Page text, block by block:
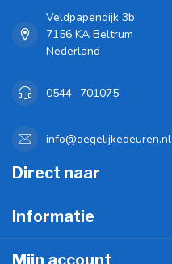
Veldpapendijk 3b
7156 KA Beltrum
Nederland
0544- 701075
info@degelijkedeuren.nl
Direct naar
Informatie
Mijn account